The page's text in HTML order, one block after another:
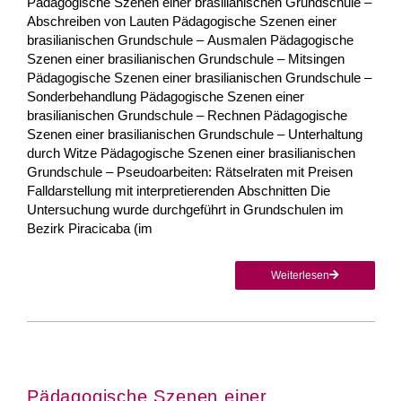
Abschreiben von Lauten Pädagogische Szenen einer
brasilianischen Grundschule – Ausmalen Pädagogische
Szenen einer brasilianischen Grundschule – Mitsingen
Pädagogische Szenen einer brasilianischen Grundschule –
Sonderbehandlung Pädagogische Szenen einer
brasilianischen Grundschule – Rechnen Pädagogische
Szenen einer brasilianischen Grundschule – Unterhaltung
durch Witze Pädagogische Szenen einer brasilianischen
Grundschule – Pseudoarbeiten: Rätselraten mit Preisen
Falldarstellung mit interpretierenden Abschnitten Die
Untersuchung wurde durchgeführt in Grundschulen im
Bezirk Piracicaba (im
Weiterlesen
Pädagogische Szenen einer